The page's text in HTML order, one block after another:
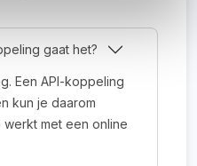
gaat het?
Een API-koppeling
kun je daarom
met een online